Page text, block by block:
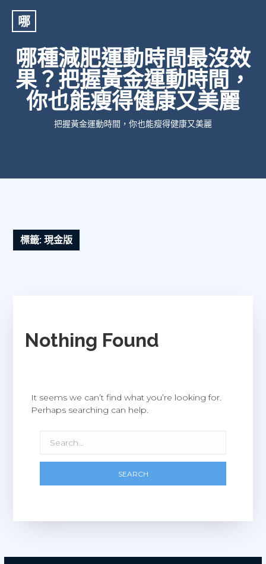
哪
哪種減肥運動時間最沒效
果？把握黃金運動時間，
你也能瘦得健康又美麗
把握黃金運動時間，你也能瘦得健康又美麗
標籤:現金版
Nothing Found
It seems we can’t find what you’re looking for.
Perhaps searching can help.
SEARCH